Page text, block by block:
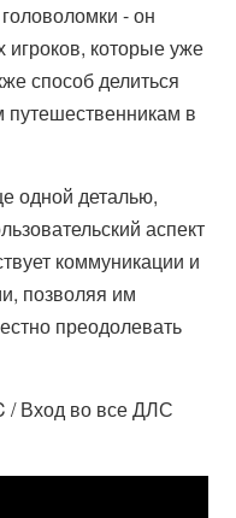
- он
игроков, которые уже
способ делиться
в
одной деталью,
аспект
коммуникации и
позволяя им
преодолевать
/ Вход во все ДЛС